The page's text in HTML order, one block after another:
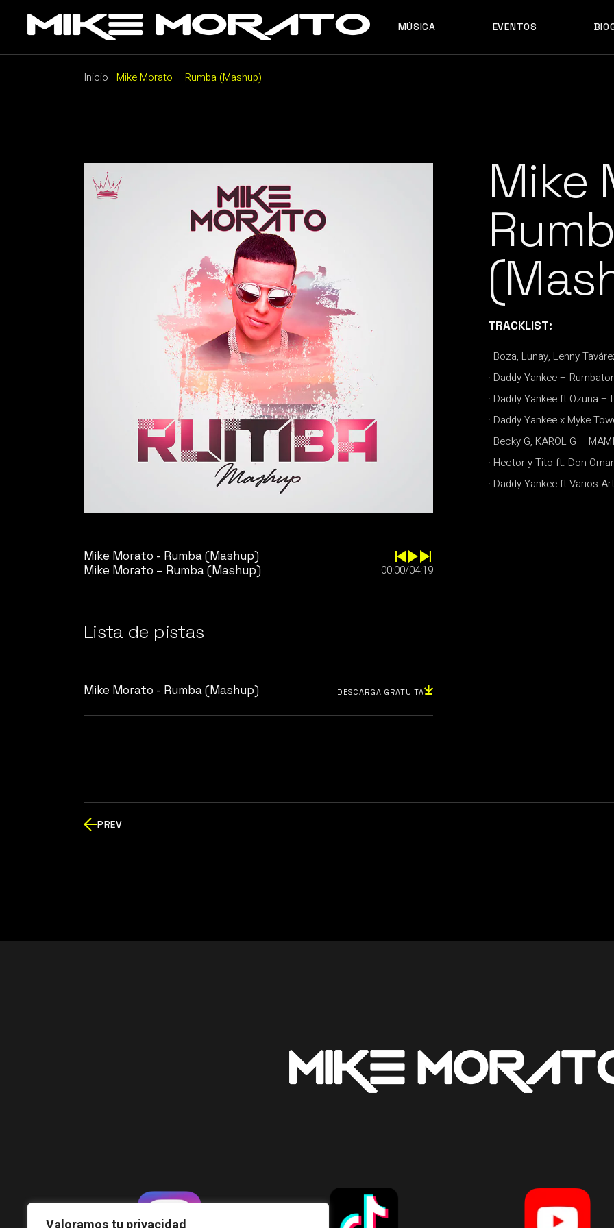
contenido MÚSICA EVENTOS
MASHUPS
ORIGINALES
Inicio Mike Morato – Rumba (Mashup)
Mike Morato - Rumba (Mashup)
Mike Morato – Rumba (Mashup)
00:00/04:19
Lista de pistas
Mike Morato - Rumba (Mashup) DESCARGA GRATUITA
Mike
TRACKLIST:
· Boza, Lunay, Lenny
· Daddy Yankee –
· Daddy Yankee ft Ozuna
· Daddy Yankee x Myke
· Becky G, KAROL G –
· Hector y Tito ft. Don
· Daddy Yankee ft Varios
PREV